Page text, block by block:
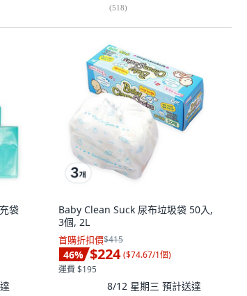
(518)
袋
Baby Clean Suck 尿布垃圾袋 50入,
3個, 2L
首購折扣價$415
46% $224 ($74.67/1個)
運費 $195
8/12 星期三 預計送達